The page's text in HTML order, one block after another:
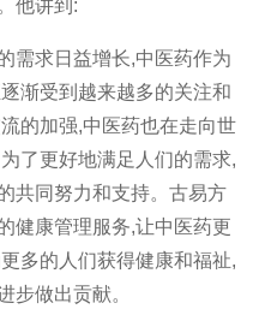
他讲到:
需求日益增长,中医药作为
渐受到越来越多的关注和
的加强,中医药也在走向世
了更好地满足人们的需求,
共同努力和支持。古易方
健康管理服务,让中医药更
多的人们获得健康和福祉,
步做出贡献。